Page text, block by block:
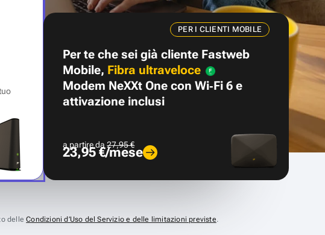
PER I CLIENTI MOBILE
Per te che sei già cliente Fastweb
Mobile, Fibra ultraveloce
Modem NeXXt One con Wi‑Fi 6 e
attivazione inclusi
a partire da27,95 €
23,95 €/mese
delleCondizioni d’Uso del Servizio e delle limitazioni previste.